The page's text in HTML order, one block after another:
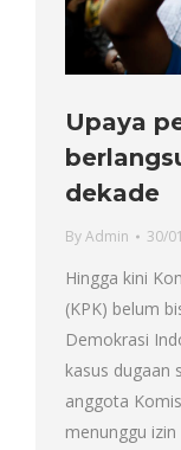
Upaya
dekade
ByAdmin 30/
Hingga kini
(KPK) belum
Demokrasi
kasus dugaan
anggota
menunggu